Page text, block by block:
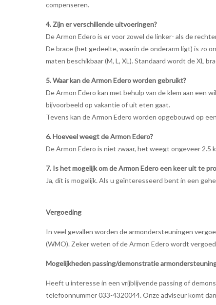
compenseren.
4. Zijn er verschillende uitvoeringen?
De Armon Edero is er voor zowel de linker- als de
De brace (het gedeelte, waarin de onderarm ligt) is zo
maten beschikbaar (M, L, XL). Standaard wordt de XL
5. Waar kan de Armon Edero worden gebruikt?
De Armon Edero kan met behulp van de klem aan een
bijvoorbeeld op vakantie of uit eten gaat.
Tevens kan de Armon Edero worden opgebouwd op
6. Hoeveel weegt de Armon Edero?
De Armon Edero is niet zwaar, het weegt ongeveer 2.5
7. Is het mogelijk om de Armon Edero een keer uit te
Ja, dit is mogelijk. Als u geïnteresseerd bent in een
Vergoeding
In veel gevallen worden de armondersteuningen
(WMO). Zeker weten of de Armon Edero wordt
Mogelijkheden passing/demonstratie
Heeft u interesse in een vrijblijvende passing of
telefoonnummer 033-4320044. Onze adviseur komt